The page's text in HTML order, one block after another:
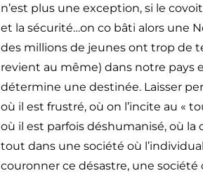
n’est plus une exception, si le
et la sécurité…on co bâti alors une
des millions de jeunes ont trop de
revient au même) dans notre pays
détermine une destinée. Laisser
où il est frustré, où on l’incite au «
où il est parfois déshumanisé, où
tout dans une société où
couronner ce désastre, une